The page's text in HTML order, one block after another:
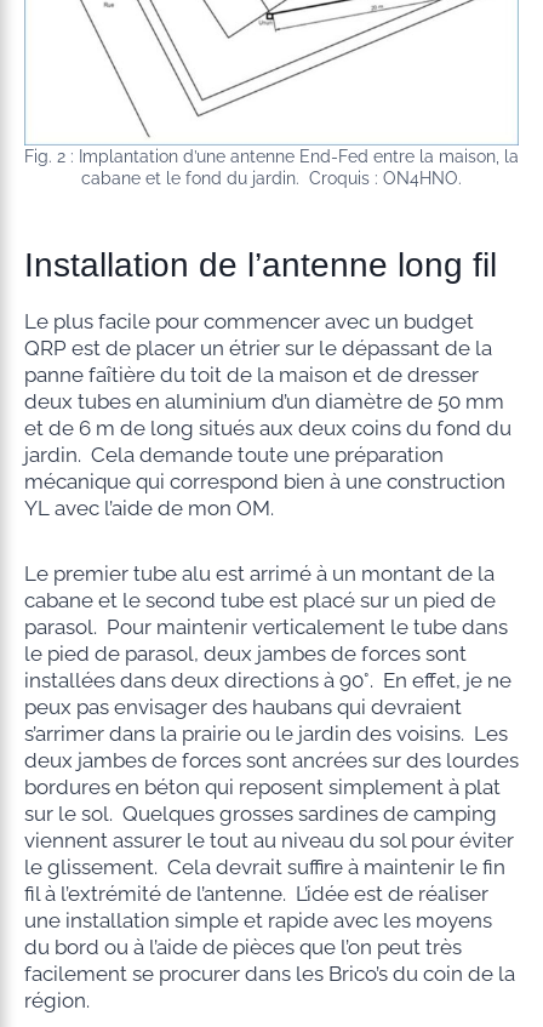
Fig. 2 : Implantation d’une antenne End-Fed entre la maison, la
cabane et le fond du jardin. Croquis : ON4HNO.
Installation de l’antenne long fil
Le plus facile pour commencer avec un budget
QRP est de placer un étrier sur le dépassant de la
panne faîtière du toit de la maison et de dresser
deux tubes en aluminium d’un diamètre de 50 mm
et de 6 m de long situés aux deux coins du fond du
jardin. Cela demande toute une préparation
mécanique qui correspond bien à une construction
YL avec l’aide de mon OM.
Le premier tube alu est arrimé à un montant de la
cabane et le second tube est placé sur un pied de
parasol. Pour maintenir verticalement le tube dans
le pied de parasol, deux jambes de forces sont
installées dans deux directions à 90°. En effet, je ne
peux pas envisager des haubans qui devraient
s’arrimer dans la prairie ou le jardin des voisins. Les
deux jambes de forces sont ancrées sur des lourdes
bordures en béton qui reposent simplement à plat
sur le sol. Quelques grosses sardines de camping
viennent assurer le tout au niveau du sol pour éviter
le glissement. Cela devrait suffire à maintenir le fin
fil à l’extrémité de l’antenne. L’idée est de réaliser
une installation simple et rapide avec les moyens
du bord ou à l’aide de pièces que l’on peut très
facilement se procurer dans les Brico’s du coin de la
région.